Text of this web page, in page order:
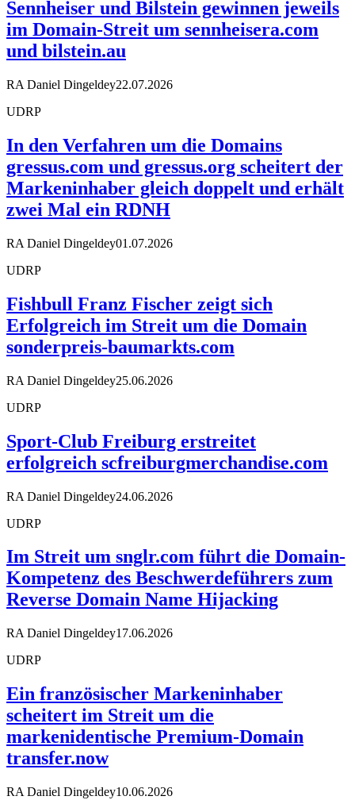
Sennheiser und Bilstein gewinnen jeweils
im Domain-Streit um sennheisera.com
und bilstein.au
RA Daniel Dingeldey22.07.2026
UDRP
In den Verfahren um die Domains
gressus.com und gressus.org scheitert der
Markeninhaber gleich doppelt und erhält
zwei Mal ein RDNH
RA Daniel Dingeldey01.07.2026
UDRP
Fishbull Franz Fischer zeigt sich
Erfolgreich im Streit um die Domain
sonderpreis-baumarkts.com
RA Daniel Dingeldey25.06.2026
UDRP
Sport-Club Freiburg erstreitet
erfolgreich scfreiburgmerchandise.com
RA Daniel Dingeldey24.06.2026
UDRP
Im Streit um snglr.com führt die Domain-
Kompetenz des Beschwerdeführers zum
Reverse Domain Name Hijacking
RA Daniel Dingeldey17.06.2026
UDRP
Ein französischer Markeninhaber
scheitert im Streit um die
markenidentische Premium-Domain
transfer.now
RA Daniel Dingeldey10.06.2026